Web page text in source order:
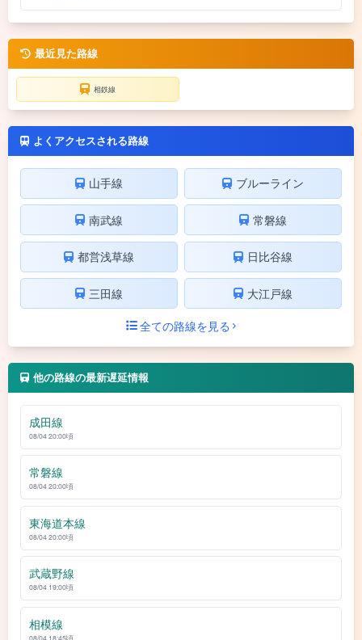
最近見た路線
相鉄線
よくアクセスされる路線
山手線 ブルーライン
南武線 常磐線
都営浅草線 日比谷線
三田線
大江戸線
全ての路線を見る
他の路線の最新遅延情報
成田線
08/04 20:00頃
常磐線
08/04 20:00頃
東海道本線
08/04 20:00頃
武蔵野線
08/04 19:00頃
相模線
08/04 18:45頃